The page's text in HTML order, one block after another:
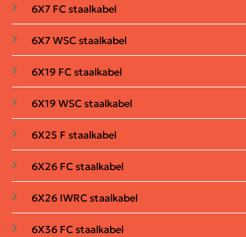
6X7 FC staalkabel
6X7 WSC staalkabel
6X19 FC staalkabel
6X19 WSC staalkabel
6X25 F staalkabel
6X26 FC staalkabel
6X26 IWRC staalkabel
6X36 FC staalkabel